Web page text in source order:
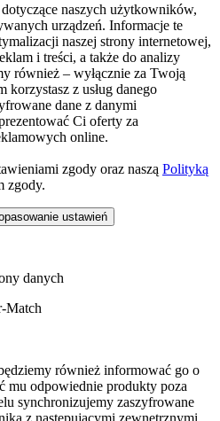
naszych użytkowników,
urządzeń. Informacje te
naszej strony internetowej,
i treści, a także do analizy
również – wyłącznie za Twoją
korzystasz z usług danego
dane z danymi
Ci oferty za
online.
zgody oraz naszą Polityką
zgody.
ustawień
danych
Match
również informować go o
mu odpowiednie produkty poza
synchronizujemy zaszyfrowane
z następującymi zewnętrznymi